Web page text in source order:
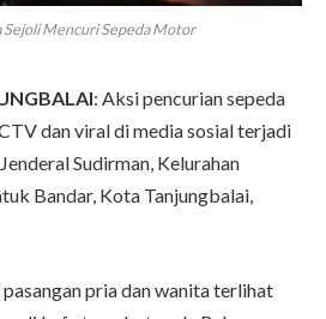
Sejoli Mencuri Sepeda Motor
: Aksi pencurian sepeda
dan viral di media sosial terjadi
Sudirman, Kelurahan
Bandar, Kota Tanjungbalai,
pria dan wanita terlihat